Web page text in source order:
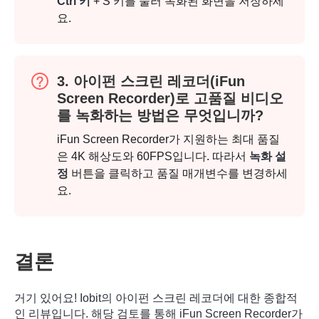
요.
3. 아이펀 스크린 레코더(iFun
Screen Recorder)로 고품질 비디오
를 녹화하는 방법은 무엇입니까?
iFun Screen Recorder가 지원하는 최대 품질
은 4K 해상도와 60FPS입니다. 따라서 녹화 설
정 버튼을 클릭하고 품질 매개변수를 변경하세
요.
결론
거기 있어요! Iobit의 아이펀 스크린 레코더에 대한 종합적
인 리뷰입니다. 해당 검토를 통해 iFun Screen Recorder가